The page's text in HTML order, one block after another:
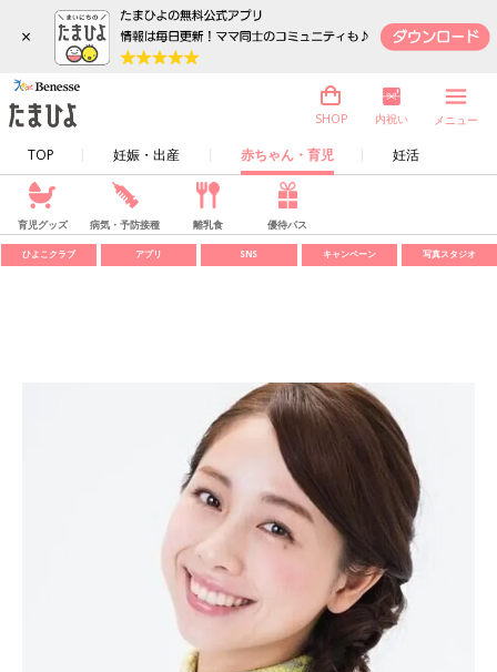
×
TOP 妊娠・出産 赤ちゃん・育児 妊活
SHOP 内祝い メニュー
育児グッズ 病気・予防接種 離乳食 優待パス
ひよこクラブ アプリ SNS キャンペーン 写真スタジオ